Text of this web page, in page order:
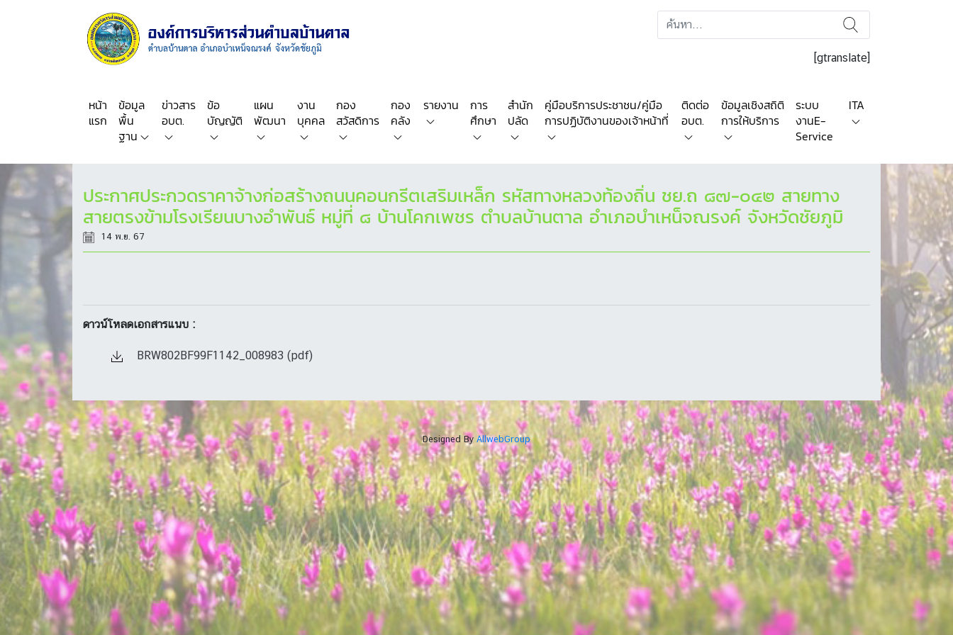
[gtranslate]
หน้า
แรก
ข้อมูล
พื้น
ฐาน
ข่าวสาร
อบต.
ข้อ
บัญญัติ
แผน
พัฒนา
งาน
บุคคล
กอง
สวัสดิการ
กอง
คลัง
รายงาน
การ
ศึกษา
สำนัก
ปลัด
คู่มือบริการประชาชน/คู่มือ
การปฏิบัติงานของเจ้าหน้าที่
ติดต่อ
อบต.
ข้อมูลเชิงสถิติ
การให้บริการ
ระบบ
งานE-
Service
ITA
ประกาศประกวดราคาจ้างก่อสร้างถนนคอนกรีตเสริมเหล็ก รหัสทางหลวงท้องถิ่น ชย.ถ ๘๗-๐๔๒ สายทาง
สายตรงข้ามโรงเรียนบางอำพันธ์ หมู่ที่ ๘ บ้านโคกเพชร ตำบลบ้านตาล อำเภอบำเหน็จณรงค์ จังหวัดชัยภูมิ
14 พ.ย. 67
ดาวน์โหลดเอกสารแนบ :
BRW802BF99F1142_008983 (pdf)
Designed By AllwebGroup